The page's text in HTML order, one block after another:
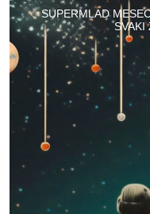
SUPERMLAD
SVAKI